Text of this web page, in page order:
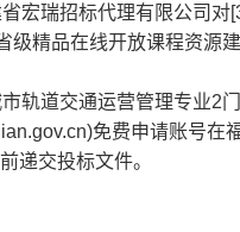
宏瑞招标代理有限公司 对
级精品在线开放课程资源
轨道交通运营管理专业2
免费申请账号
递交投标文件。